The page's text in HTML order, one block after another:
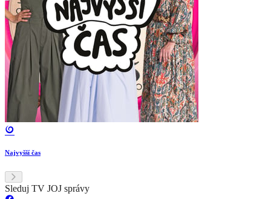
Najvyšší čas
Sleduj TV JOJ správy